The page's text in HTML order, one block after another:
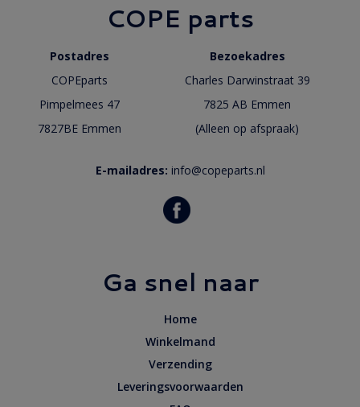
COPE parts
Postadres
Bezoekadres
COPEparts
Charles Darwinstraat 39
Pimpelmees 47
7825 AB Emmen
7827BE Emmen
(Alleen op afspraak)
E-mailadres: info@copeparts.nl
Ga snel naar
Home
Winkelmand
Verzending
Leveringsvoorwaarden